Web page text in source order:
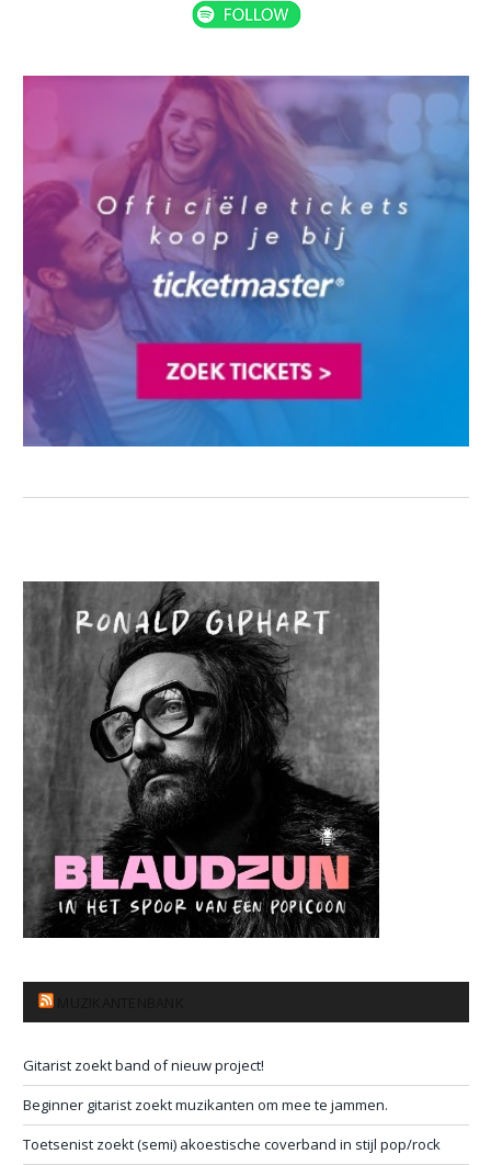
Gitarist zoekt band of nieuw project!
Beginner gitarist zoekt muzikanten om mee te jammen.
Toetsenist zoekt (semi) akoestische coverband in stijl pop/rock